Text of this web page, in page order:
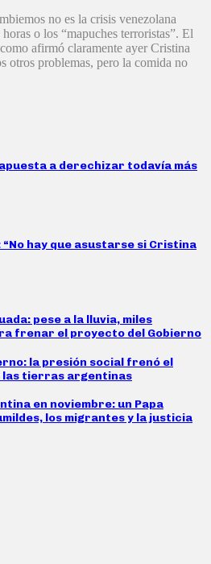
no es la crisis venezolana
o los “mapuches terroristas”. El
afirmó claramente ayer Cristina
otros problemas, pero la comida no
a derechizar todavía más
hay que asustarse si Cristina
pese a la lluvia, miles
frenar el proyecto del Gobierno
la presión social frenó el
tierras argentinas
en noviembre: un Papa
los migrantes y la justicia